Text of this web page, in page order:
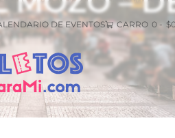
DE EVENTOS CARRO 0-